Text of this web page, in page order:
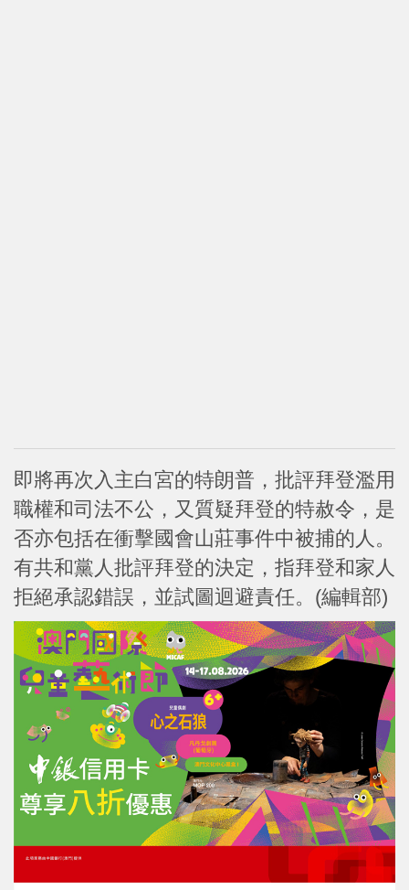
即將再次入主白宮的特朗普，批評拜登濫用
職權和司法不公，又質疑拜登的特赦令，是
否亦包括在衝擊國會山莊事件中被捕的人。
有共和黨人批評拜登的決定，指拜登和家人
拒絕承認錯誤，並試圖迴避責任。(編輯部)